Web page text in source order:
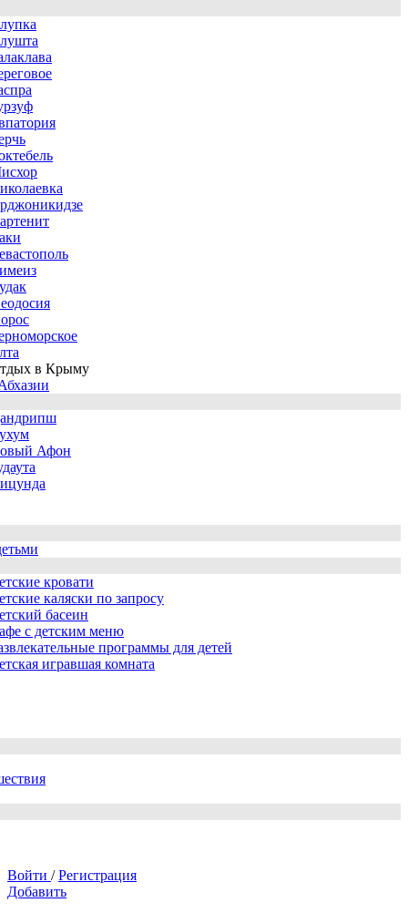
в Крыму
Афон
кровати
каляски по запросу
басеин
с детским меню
программы для детей
игравшая комната
Войти / Регистрация
Добавить